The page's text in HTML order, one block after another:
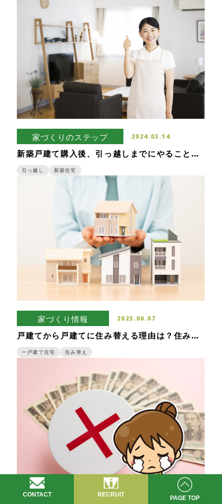
家づくりのステップ 2024.03.14
新築戸建て購入後、引っ越しまでにやることを
ご紹介！直前になって焦らないためには事前準
備が大切！
引っ越し 新築住宅
家づくり情報 2025.06.07
戸建てから戸建てに住み替える理由は？住み替
え時の注意点と手順
一戸建て住宅 住み替え
CONTACT RECRUIT PAGE TOP